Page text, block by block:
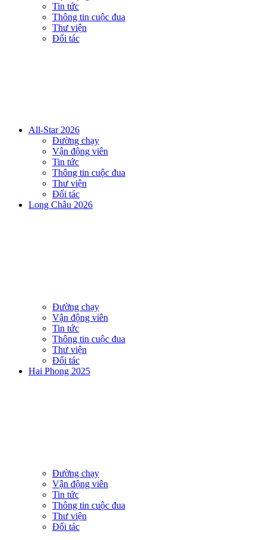
Tin tức
Thông tin cuộc đua
Thư viện
Đối tác
All-Star 2026
Đường chạy
Vận động viên
Tin tức
Thông tin cuộc đua
Thư viện
Đối tác
Long Châu 2026
Đường chạy
Vận động viên
Tin tức
Thông tin cuộc đua
Thư viện
Đối tác
Hai Phong 2025
Đường chạy
Vận động viên
Tin tức
Thông tin cuộc đua
Thư viện
Đối tác